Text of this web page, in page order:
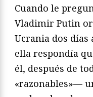
Cuando le
Vladimir Putin
Ucrania dos días
ella respondía
él, después de
«razonables»—